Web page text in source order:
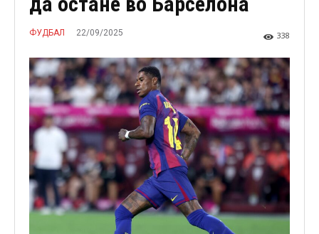
ФУДБАЛ 22/09/2025 338